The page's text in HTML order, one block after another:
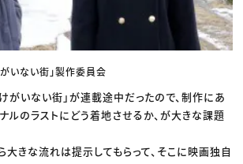
いない街」製作委員会
がいない街」が連載途中だったので、制作にあ
ルのラストにどう着地させるか、が大きな課題
きな流れは提示してもらって、そこに映画独自